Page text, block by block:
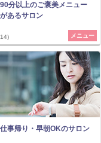
90分以上のご褒美メニュー
があるサロン
メニュー
仕事帰り・早朝OKのサロン